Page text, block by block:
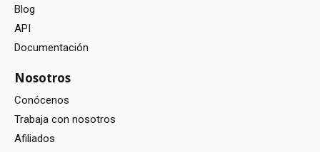
Blog
API
Documentación
Nosotros
Conócenos
Trabaja con nosotros
Afiliados